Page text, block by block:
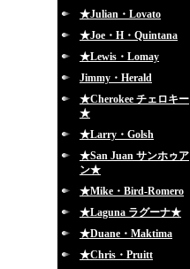
★Julian・Lovato
★Joe・H・Quintana
★Lewis・Lomay
Jimmy・Herald
★Cherokee チェロキー
★
★Larry・Golsh
★San Juan サンホゥア
ン★
★Mike・Bird-Romero
★Laguna ラグーナ★
★Duane・Maktima
★Chris・Pruitt